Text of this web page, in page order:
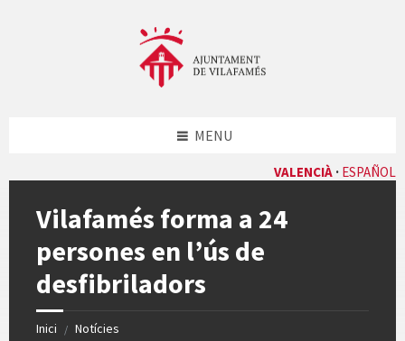
VALENCIÀ ESPAÑOL
MENU
Vilafamés forma a 24
persones en l’ús de
desfibriladors
Inici / Notícies